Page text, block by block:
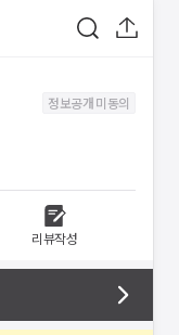
정보공개 미동의
리뷰작성